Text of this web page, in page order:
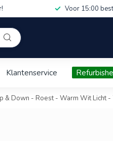
Voor 15:00
Klantenservice
& Down - Roest - Warm Wit Licht